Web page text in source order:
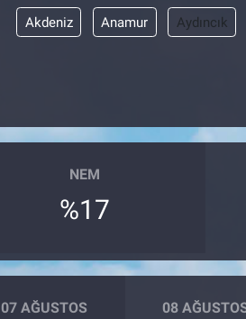
Akdeniz Anamur Aydıncık
NEM
%17
07 AĞUSTOS 08